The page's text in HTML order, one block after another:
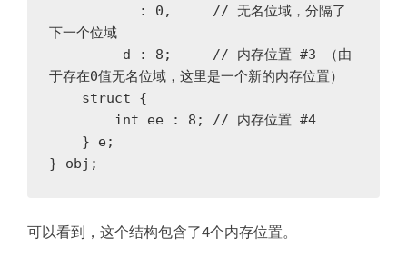
: 0 ,
// 无名位域，分隔了
下一个位域
d
: 8 ;
// 内存位置 #3 （由
于存在0值无名位域，这里是一个新的内存位置）
struct
{
int
ee : 8 ;
// 内存位置 #4
}
e;
}
obj ;
可以看到，这个结构包含了4个内存位置。